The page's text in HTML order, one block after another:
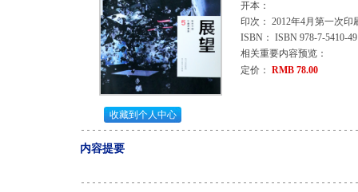
开本：
印次： 2012年4月第一次印
ISBN： ISBN 978-7-5410-
相关重要内容预览：
定价： RMB 78.00
收藏到个人中心
内容提要